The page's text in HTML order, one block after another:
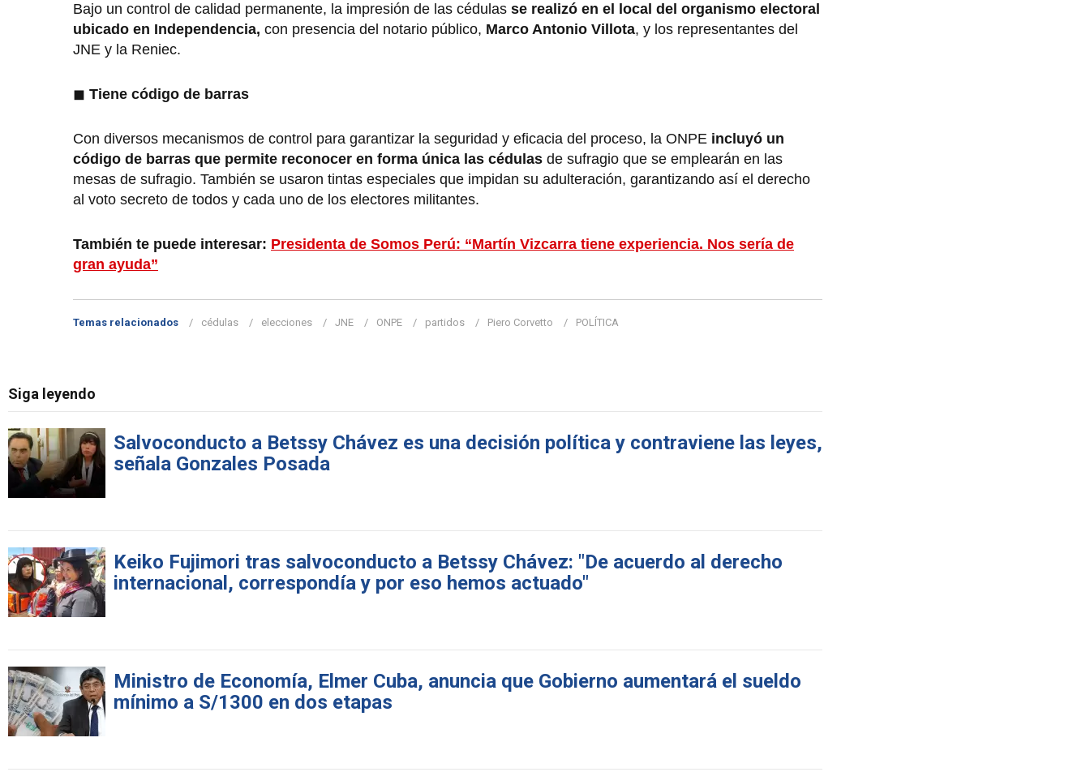
Bajo un control de calidad permanente, la impresión de las cédulas se realizó en el local del organismo electoral
ubicado en Independencia, con presencia del notario público, Marco Antonio Villota, y los representantes del
JNE y la Reniec.
◼ Tiene código de barras
Con diversos mecanismos de control para garantizar la seguridad y eficacia del proceso, la ONPE incluyó un
código de barras que permite reconocer en forma única las cédulas de sufragio que se emplearán en las
mesas de sufragio. También se usaron tintas especiales que impidan su adulteración, garantizando así el derecho
al voto secreto de todos y cada uno de los electores militantes.
También te puede interesar: Presidenta de Somos Perú: “Martín Vizcarra tiene experiencia. Nos sería de
gran ayuda”
Temas relacionados cédulas elecciones JNE ONPE partidos Piero Corvetto POLÍTICA
Siga leyendo
Salvoconducto a Betssy Chávez es una decisión política y contraviene las leyes,
señala Gonzales Posada
Keiko Fujimori tras salvoconducto a Betssy Chávez: "De acuerdo al derecho
internacional, correspondía y por eso hemos actuado"
Ministro de Economía, Elmer Cuba, anuncia que Gobierno aumentará el sueldo
mínimo a S/1300 en dos etapas